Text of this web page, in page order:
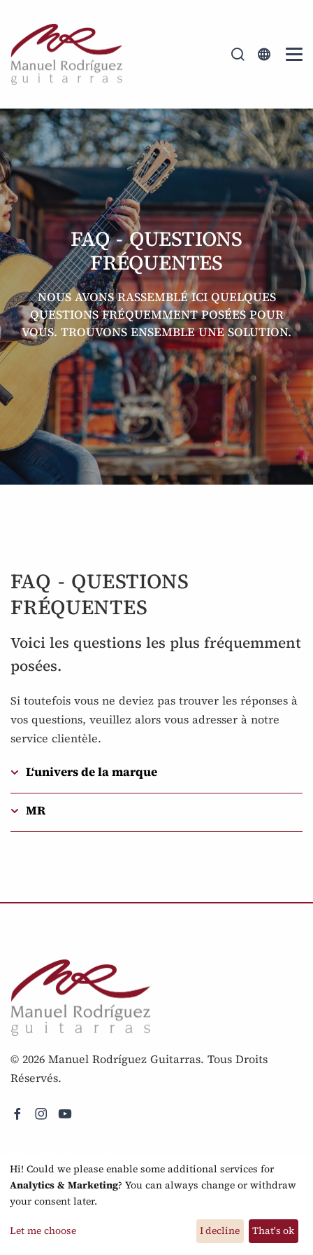
FAQ - QUESTIONS
FRÉQUENTES
NOUS AVONS RASSEMBLÉ ICI QUELQUES
QUESTIONS FRÉQUEMMENT POSÉES POUR
VOUS. TROUVONS ENSEMBLE UNE SOLUTION.
FAQ - QUESTIONS
FRÉQUENTES
Voici les questions les plus fréquemment
posées.
Si toutefois vous ne deviez pas trouver les réponses à
vos questions, veuillez alors vous adresser à notre
service clientèle.
L‘univers de la marque
MR
© 2026 Manuel Rodríguez Guitarras. Tous Droits
Réservés.
Mentions légales
Protection des données
FAQ - Questions fréquentes
Hi! Could we please enable some additional services for
Analytics & Marketing? You can always change or withdraw
your consent later.
Let me choose I decline That's ok